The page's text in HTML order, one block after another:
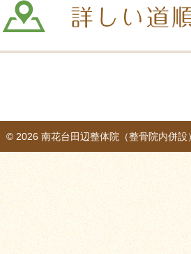
© 2026 南花台田辺整体院（整骨院内併設